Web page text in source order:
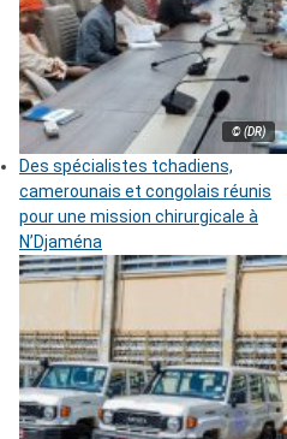
© (DR)
Des spécialistes tchadiens,
camerounais et congolais réunis
pour une mission chirurgicale à
N’Djaména